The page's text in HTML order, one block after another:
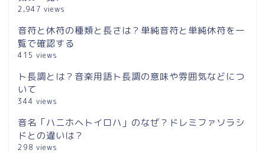
2,947 views
音符と休符の種類と長さは？単純音符と単純休符を一
覧で確認する
415 views
ト長調とは？音楽用語ト長調の意味や雰囲気などにつ
いて
344 views
音名「ハニホヘトイロハ」のなぜ？ドレミファソラシ
ドとの違いは？
298 views